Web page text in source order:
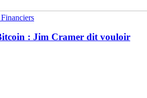
: Jim Cramer dit vouloir